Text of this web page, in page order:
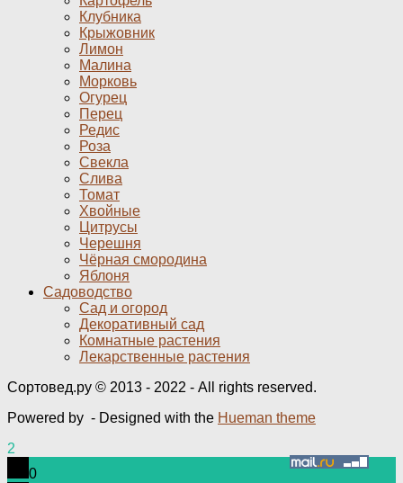
Клубника
Крыжовник
Лимон
Малина
Морковь
Огурец
Перец
Редис
Роза
Свекла
Слива
Томат
Хвойные
Цитрусы
Черешня
Чёрная смородина
Яблоня
Садоводство
Сад и огород
Декоративный сад
Комнатные растения
Лекарственные растения
Сортовед.ру © 2013 - 2022 - All rights reserved.
Powered by - Designed with the Hueman theme
2
0